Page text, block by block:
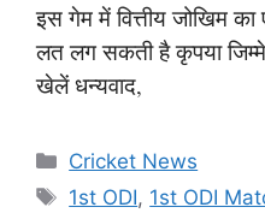
इस गेम में वित्तीय जोखिम
लत लग सकती है कृपया
खेलें धन्यवाद,
Categories
Cricket News
Tags
1st ODI, 1st ODI